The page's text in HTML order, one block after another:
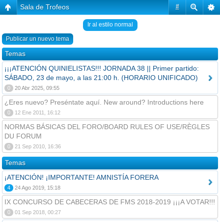
#
Sala de Trofeos
Ir al estilo normal
Publicar un nuevo tema
Temas
¡¡¡ATENCIÓN QUINIELISTAS!!! JORNADA 38 || Primer partido:
SÁBADO, 23 de mayo, a las 21:00 h. (HORARIO UNIFICADO)
0 20 Abr 2025, 09:55
¿Eres nuevo? Preséntate aquí. New around? Introductions here
0 12 Ene 2011, 16:12
NORMAS BÁSICAS DEL FORO/BOARD RULES OF USE/RÈGLES
DU FORUM
0 21 Sep 2010, 16:36
Temas
¡ATENCIÓN! ¡IMPORTANTE! AMNISTÍA FORERA
4 24 Ago 2019, 15:18
IX CONCURSO DE CABECERAS DE FMS 2018-2019 ¡¡¡A VOTAR!!!
0 01 Sep 2018, 00:27